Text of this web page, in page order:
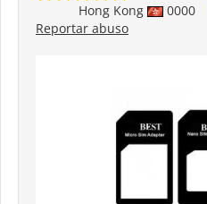
Hong Kong 0000
Reportar abuso